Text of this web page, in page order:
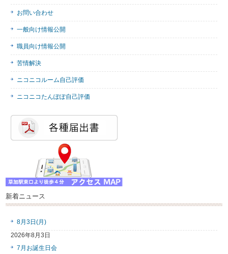
お問い合わせ
一般向け情報公開
職員向け情報公開
苦情解決
ニコニコルーム自己評価
ニコニコたんぽぽ自己評価
新着ニュース
8月3日(月)
2026年8月3日
7月お誕生日会